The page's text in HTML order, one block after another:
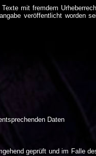
mit fremdem
veröffentlicht worden
Daten
geprüft und im Falle